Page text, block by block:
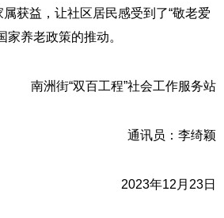
获益，让社区居民感受到了“敬老爱
家养老政策的推动。
南洲街“双百工程”社会工作服务站
通讯员：李绮颖
2023年12月23日